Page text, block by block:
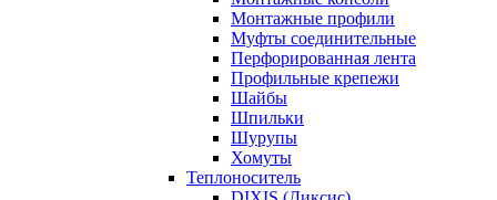
Монтажные профили
Муфты соединительные
Перфорированная лента
Профильные крепежи
Шайбы
Шпильки
Шурупы
Хомуты
Теплоноситель